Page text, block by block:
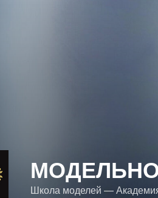
Школа моделей —